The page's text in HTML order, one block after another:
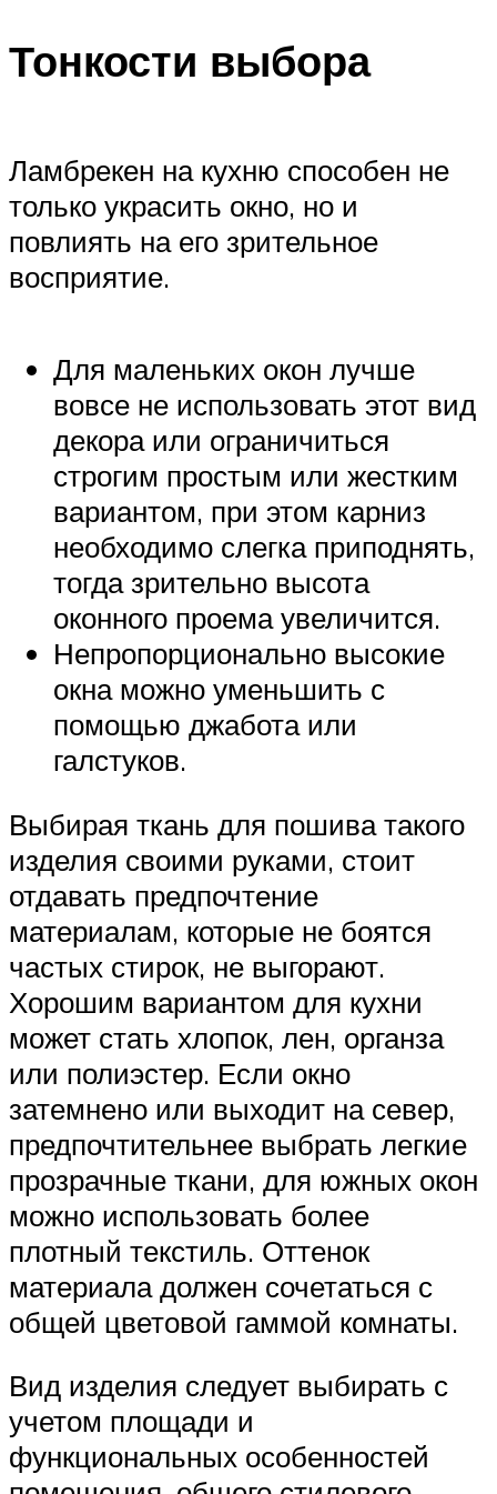
Тонкости выбора
Ламбрекен на кухню способен не
только украсить окно, но и
повлиять на его зрительное
восприятие.
Для маленьких окон лучше
вовсе не использовать этот вид
декора или ограничиться
строгим простым или жестким
вариантом, при этом карниз
необходимо слегка приподнять,
тогда зрительно высота
оконного проема увеличится.
Непропорционально высокие
окна можно уменьшить с
помощью джабота или
галстуков.
Выбирая ткань для пошива такого
изделия своими руками, стоит
отдавать предпочтение
материалам, которые не боятся
частых стирок, не выгорают.
Хорошим вариантом для кухни
может стать хлопок, лен, органза
или полиэстер. Если окно
затемнено или выходит на север,
предпочтительнее выбрать легкие
прозрачные ткани, для южных окон
можно использовать более
плотный текстиль. Оттенок
материала должен сочетаться с
общей цветовой гаммой комнаты.
Вид изделия следует выбирать с
учетом площади и
функциональных особенностей